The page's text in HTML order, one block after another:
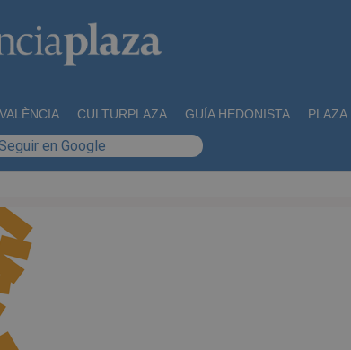
VALÈNCIA CULTURPLAZA GUÍA HEDONISTA PLAZA
en Google